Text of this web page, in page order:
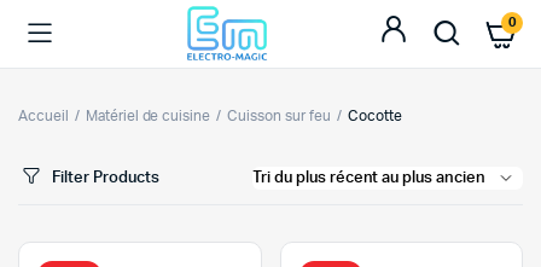
0
Accueil Matériel de cuisine Cuisson sur feu Cocotte
Filter Products